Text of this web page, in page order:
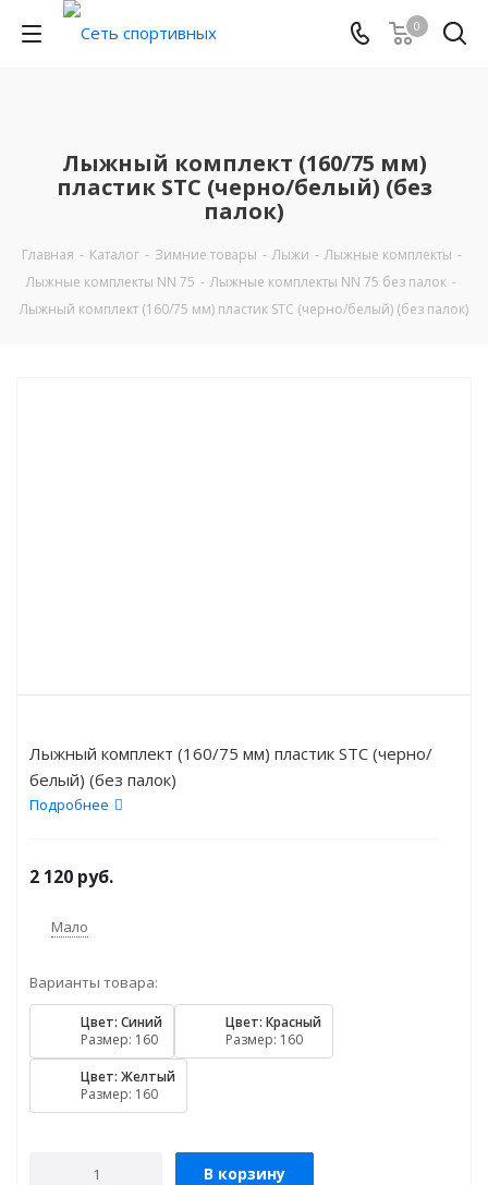
0
Лыжный комплект (160/75 мм)
пластик STC (черно/белый) (без
палок)
Главная - Каталог - Зимние товары - Лыжи - Лыжные комплекты -
Лыжные комплекты NN 75 - Лыжные комплекты NN 75 без палок -
Лыжный комплект (160/75 мм) пластик STC (черно/белый) (без палок)
Лыжный комплект (160/75 мм) пластик STC (черно/
белый) (без палок)
Подробнее
2 120 руб.
Мало
Варианты товара:
Цвет: Синий
Размер: 160
Цвет: Красный
Размер: 160
Цвет: Желтый
Размер: 160
В корзину